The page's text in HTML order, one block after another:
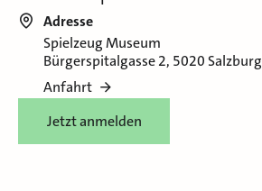
Adresse
Spielzeug Museum
Bürgerspitalgasse 2, 5020 Salzburg
Anfahrt
Jetzt anmelden